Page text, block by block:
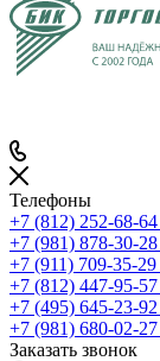
Телефоны
+7 (812) 252-68-64
+7 (981) 878-30-28
+7 (911) 709-35-29
+7 (812) 447-95-57
+7 (495) 645-23-92
+7 (981) 680-02-27
Заказать звонок